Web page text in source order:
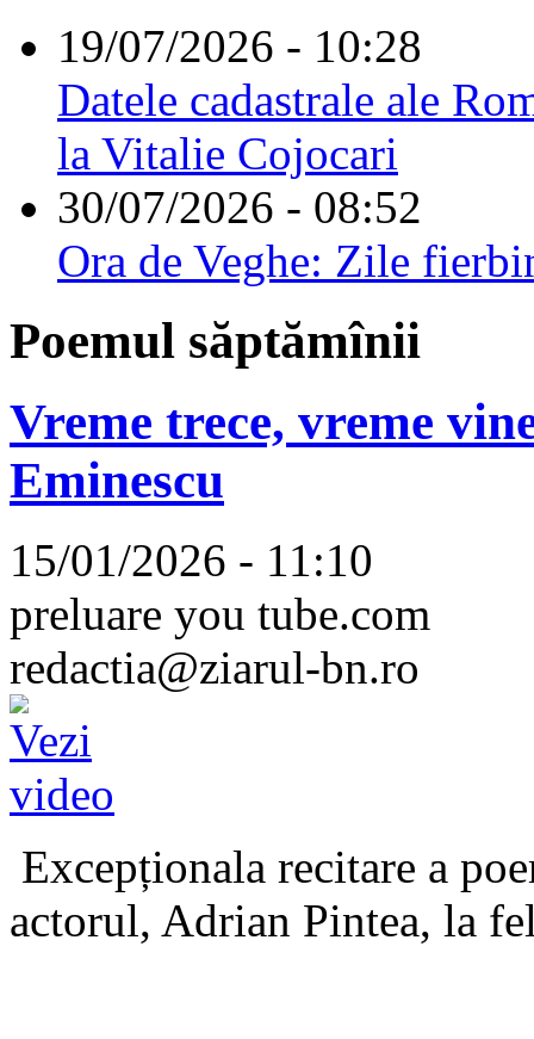
19/07/2026 - 10:28
Datele cadastrale ale
la Vitalie Cojocari
30/07/2026 - 08:52
Ora de Veghe: Zile
Poemul săptămînii
Vreme trece, vreme
Eminescu
15/01/2026 - 11:10
preluare you tube.com
redactia@ziarul-bn.ro
Excepționala recitare a
actorul, Adrian Pintea, la